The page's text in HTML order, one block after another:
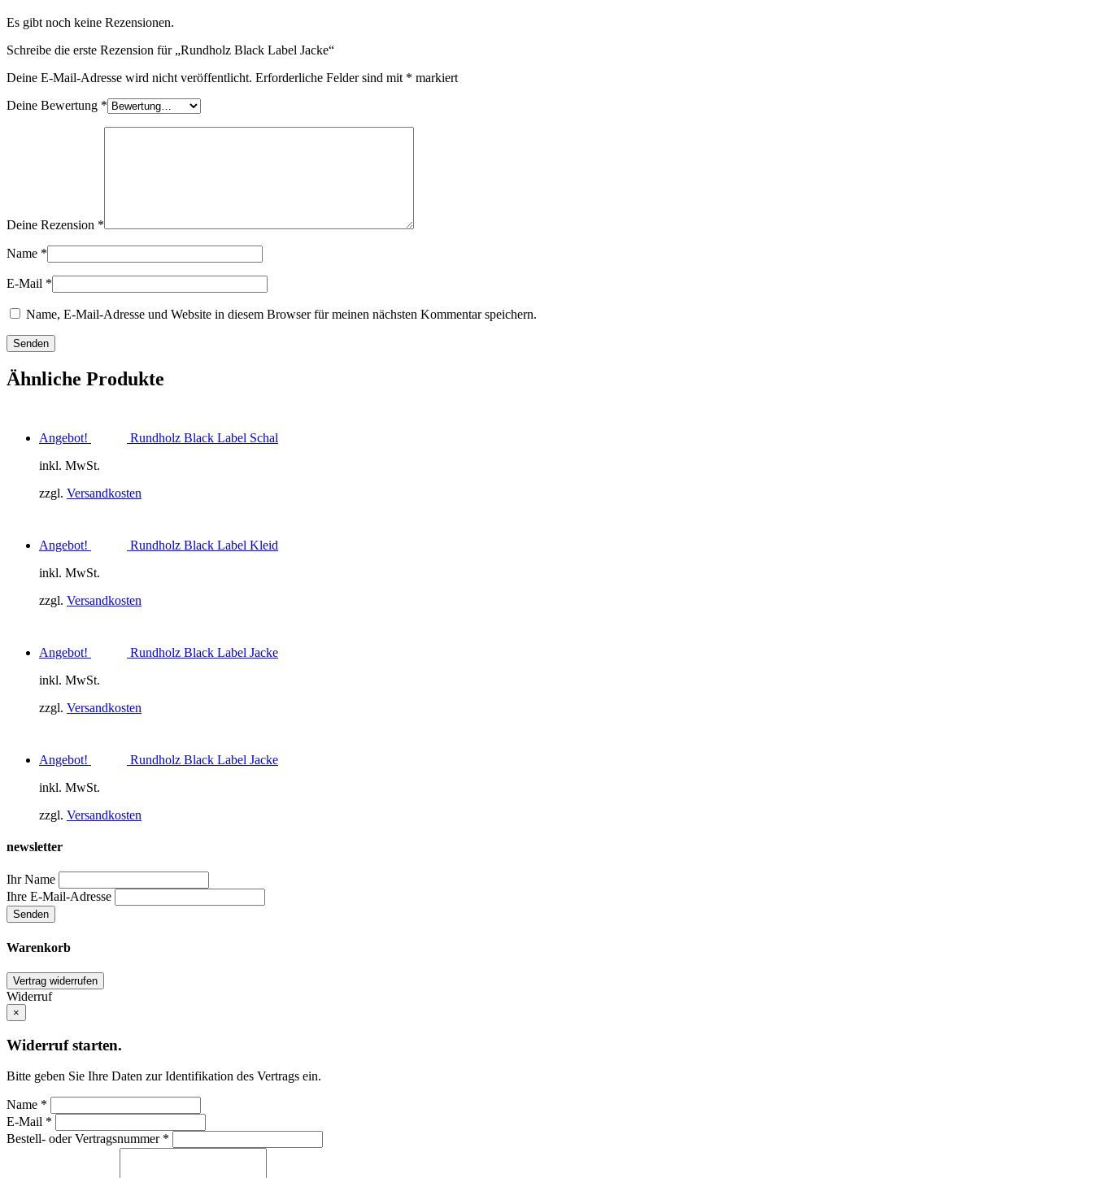
Es gibt noch keine Rezensionen.
Schreibe die erste Rezension für „Rundholz Black Label Jacke“
Deine E-Mail-Adresse wird nicht veröffentlicht. Erforderliche Felder sind mit * markiert
Deine Bewertung *
Deine Rezension *
Name *
E-Mail *
Name, E-Mail-Adresse und Website in diesem Browser für meinen nächsten Kommentar speichern.
Ähnliche Produkte
Angebot!
Rundholz Black Label Schal
inkl. MwSt.
zzgl. Versandkosten
Angebot!
Rundholz Black Label Kleid
inkl. MwSt.
zzgl. Versandkosten
Angebot!
Rundholz Black Label Jacke
inkl. MwSt.
zzgl. Versandkosten
Angebot!
Rundholz Black Label Jacke
inkl. MwSt.
zzgl. Versandkosten
newsletter
Ihr Name
Ihre E-Mail-Adresse
Warenkorb
Vertrag widerrufen
Widerruf
×
Widerruf starten.
Bitte geben Sie Ihre Daten zur Identifikation des Vertrags ein.
Name *
E-Mail *
Bestell- oder Vertragsnummer *